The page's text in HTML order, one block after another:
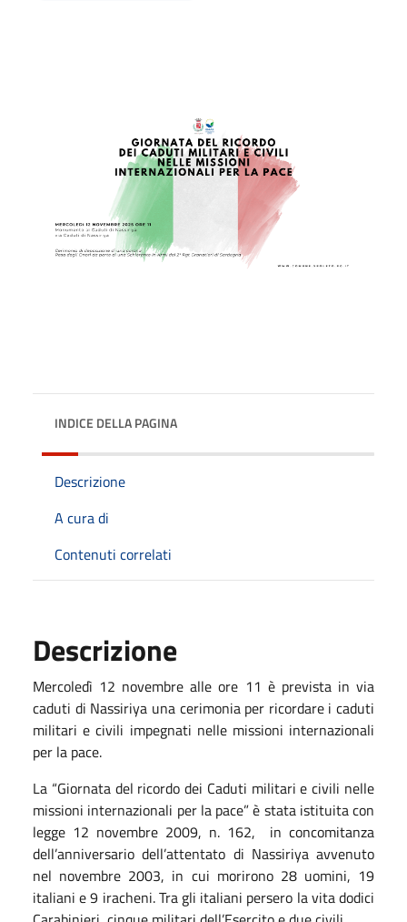
INDICE DELLA PAGINA
Descrizione
A cura di
Contenuti correlati
Descrizione
Mercoledì 12 novembre alle ore 11 è prevista in via
caduti di Nassiriya una cerimonia per ricordare i caduti
militari e civili impegnati nelle missioni internazionali
per la pace.
La “Giornata del ricordo dei Caduti militari e civili nelle
missioni internazionali per la pace” è stata istituita con
legge 12 novembre 2009, n. 162, in concomitanza
dell’anniversario dell’attentato di Nassiriya avvenuto
nel novembre 2003, in cui morirono 28 uomini, 19
italiani e 9 iracheni. Tra gli italiani persero la vita dodici